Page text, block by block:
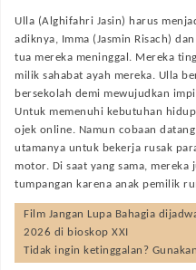
Ulla (Alghifahri Jasin) harus
adiknya, Imma (Jasmin Risach)
tua mereka meninggal. Mereka
milik sahabat ayah mereka. Ulla
bersekolah demi mewujudkan
Untuk memenuhi kebutuhan
ojek online. Namun cobaan
utamanya untuk bekerja rusak
motor. Di saat yang sama,
tumpangan karena anak pemilik
Film Jangan Lupa Bahagia
2026 di bioskop XXI
Tidak ingin ketinggalan?